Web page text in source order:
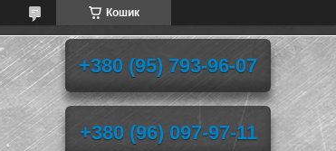
Кошик
+380 (95) 793-96-07
+380 (96) 097-97-11